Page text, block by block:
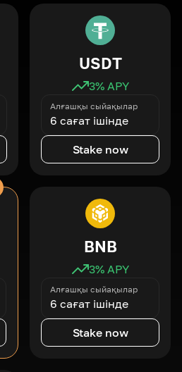
USDT
3% APY
Алғашқы сыйақылар
6 сағат ішінде
Stake now
BNB
3% APY
Алғашқы сыйақылар
6 сағат ішінде
Stake now